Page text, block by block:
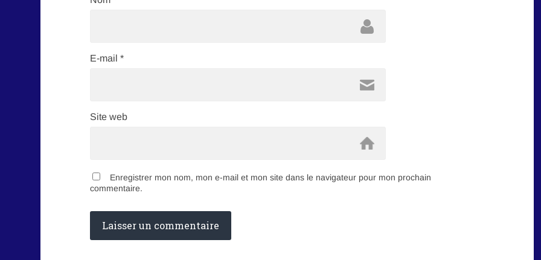
E-mail *
Site web
Enregistrer mon nom, mon e-mail et mon site dans le navigateur pour mon prochain
commentaire.